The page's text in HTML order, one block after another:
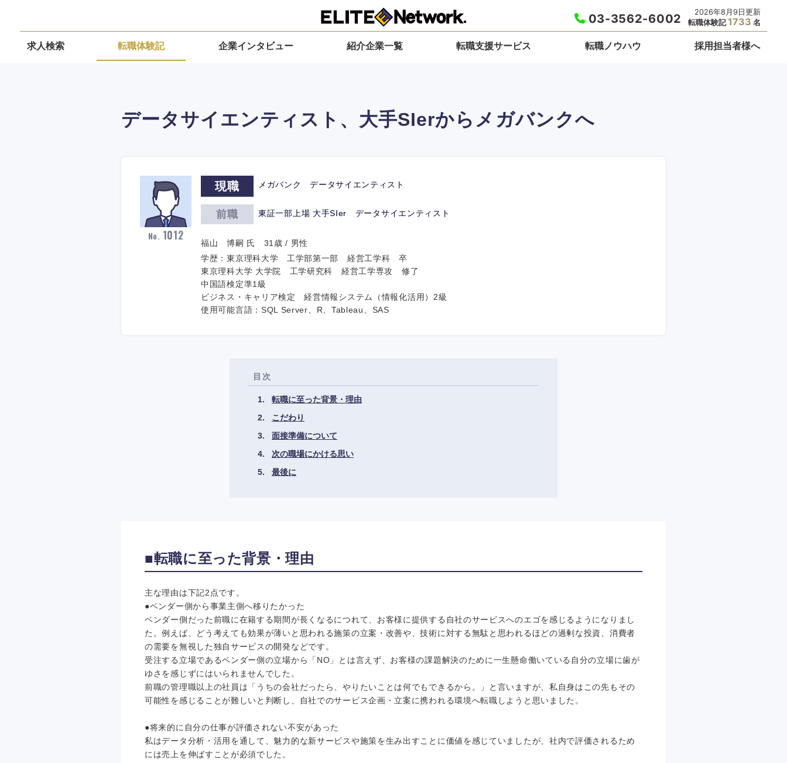
2026年8月9日更新
転職体験記1733 名
03-3562-6002
求人検索 転職体験記 企業インタビュー 紹介企業一覧 転職支援サービス 転職ノウハウ 採用担当者様へ
データサイエンティスト、大手SIerからメガバンクへ
No. 1012
現職 メガバンク データサイエンティスト
前職 東証一部上場 大手SIer データサイエンティスト
福山 博嗣 氏 31歳 / 男性
学歴：東京理科大学 工学部第一部 経営工学科 卒
東京理科大学 大学院 工学研究科 経営工学専攻 修了
中国語検定準1級
ビジネス・キャリア検定 経営情報システム（情報化活用）2級
使用可能言語：SQL Server、R、Tableau、SAS
目次
転職に至った背景・理由
こだわり
面接準備について
次の職場にかける思い
最後に
■転職に至った背景・理由
主な理由は下記2点です。
●ベンダー側から事業主側へ移りたかった
ベンダー側だった前職に在籍する期間が長くなるにつれて、お客様に提供する自社のサービスへのエゴを感じるようになりまし
た。例えば、どう考えても効果が薄いと思われる施策の立案・改善や、技術に対する無駄と思われるほどの過剰な投資、消費者
の需要を無視した独自サービスの開発などです。
受注する立場であるベンダー側の立場から「NO」とは言えず、お客様の課題解決のために一生懸命働いている自分の立場に歯が
ゆさを感じずにはいられませんでした。
前職の管理職以上の社員は「うちの会社だったら、やりたいことは何でもできるから。」と言いますが、私自身はこの先もその
可能性を感じることが難しいと判断し、自社でのサービス企画・立案に携われる環境へ転職しようと思いました。
●将来的に自分の仕事が評価されない不安があった
私はデータ分析・活用を通して、魅力的な新サービスや施策を生み出すことに価値を感じていましたが、社内で評価されるため
には売上を伸ばすことが必須でした。